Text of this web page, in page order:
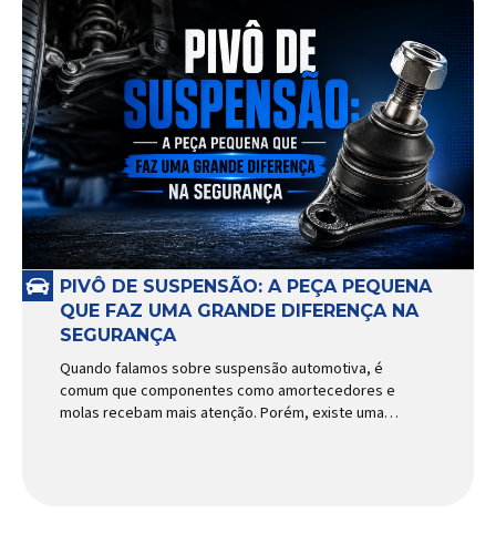
PIVÔ DE SUSPENSÃO: A PEÇA PEQUENA
QUE FAZ UMA GRANDE DIFERENÇA NA
SEGURANÇA
Quando falamos sobre suspensão automotiva, é
comum que componentes como amortecedores e
molas recebam mais atenção. Porém, existe uma